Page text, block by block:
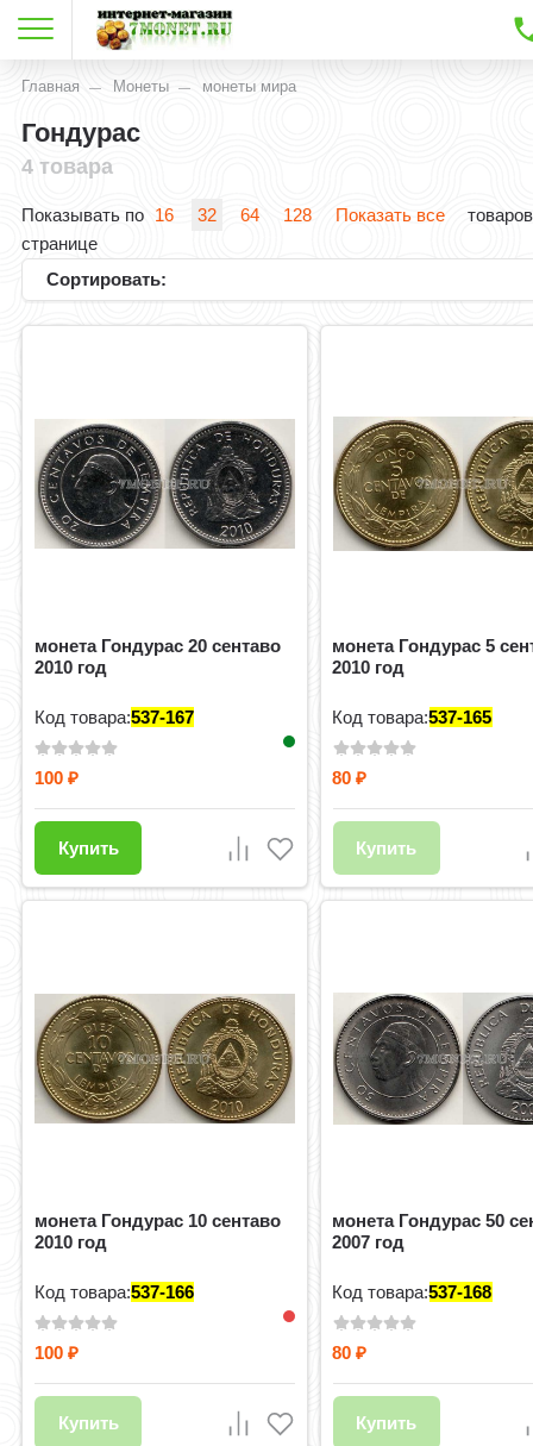
Главная Монеты монеты мира
Гондурас
4 товара
Показывать по 16 32 64 128 Показать все
странице
Сортировать:
монета Гондурас 20 сентаво
2010 год
Код товара:537-167
100₽
Купить
монета Гондурас 5
2010 год
Код товара:537-165
80₽
Купить
монета Гондурас 10 сентаво
2010 год
Код товара:537-166
100₽
Купить
монета Гондурас 50
2007 год
Код товара:537-168
80₽
Купить